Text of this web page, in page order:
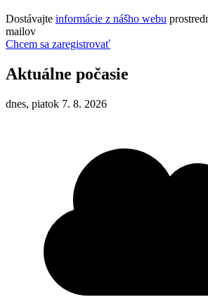
Dostávajte informácie z nášho webu
mailov
Chcem sa zaregistrovať
Aktuálne počasie
dnes, piatok 7. 8. 2026